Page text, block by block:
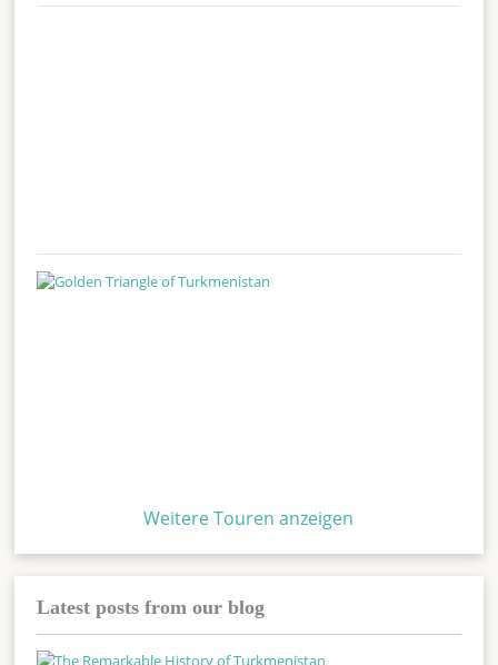
Weitere Touren anzeigen
Latest posts from our blog